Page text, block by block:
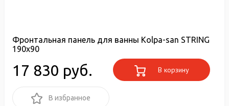
Фронтальная панель для ванны Kolpa-san STRING
190x90
17 830 руб. В корзину
В избранное